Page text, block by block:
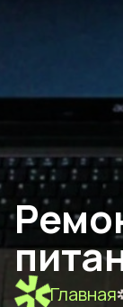
Главная